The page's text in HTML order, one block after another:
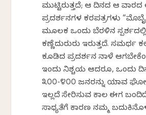
ಮುಟ್ಟಿರುತ್ತದೆ; ಆ ದಿನದ ಆ ವಾರದ
ಪ್ರದರ್ಶನಗಳ ಕರಪತ್ರಗಳು
ಮೂಲಕ ಒಂದು ಬೆರಳಿನ
ಕಣ್ಣೆದುರುರು ಇರುತ್ತದೆ. ಸಮರ್ಥ
ಕೂಡಿದ ಪ್ರದರ್ಶನ ನಾಳೆ
ಇಂದು ನಿಶ್ಚಯ ಆದರೂ, ಒಂದು
೩೦೦-೪೦೦ ಜನರನ್ನು ಯಾವ
ಇಲ್ಲದೆ ಸೇರಿಸುವ ಕಾಲ ಈಗ
ಸಾಧ್ಯತೆಗೆ ಕಾರಣ ನಮ್ಮ